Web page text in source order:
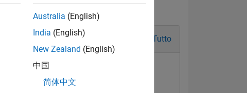
Tutto
Australia (English)
India (English)
New Zealand (English)
中国
简体中文